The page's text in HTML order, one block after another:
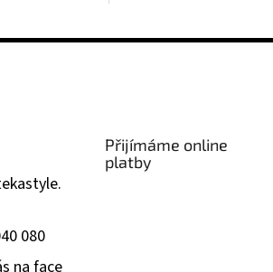
080
na face
Přijímáme online
platby